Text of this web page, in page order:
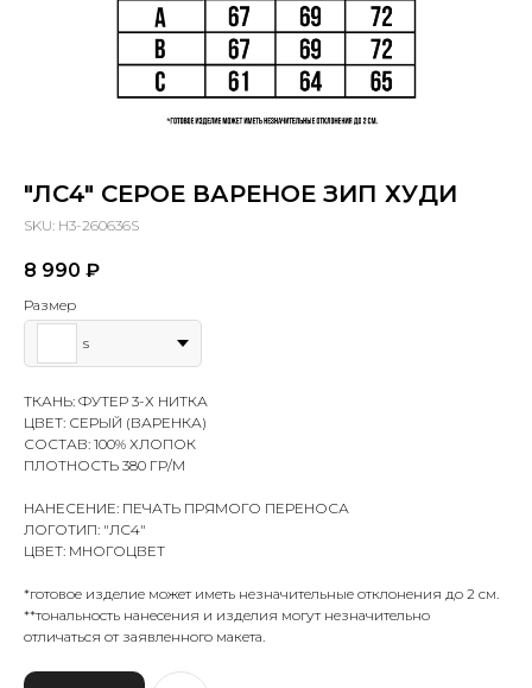
"ЛС4" СЕРОЕ ВАРЕНОЕ ЗИП ХУДИ
SKU: H3-260636S
8 990 ₽
Размер
s
ТКАНЬ: ФУТЕР 3-Х НИТКА
ЦВЕТ: СЕРЫЙ (ВАРЕНКА)
СОСТАВ: 100% ХЛОПОК
ПЛОТНОСТЬ 380 ГР/М
НАНЕСЕНИЕ: ПЕЧАТЬ ПРЯМОГО ПЕРЕНОСА
ЛОГОТИП: "ЛС4"
ЦВЕТ: МНОГОЦВЕТ
*готовое изделие может иметь незначительные отклонения до 2 см.
**тональность нанесения и изделия могут незначительно
отличаться от заявленного макета.